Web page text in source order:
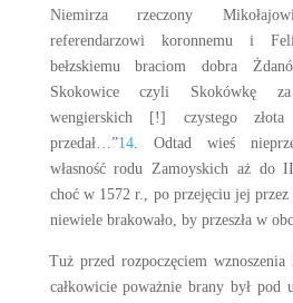
Niemirza rzeczony
referendarzowi koronnemu i
bełzskiemu braciom dobra
Skokowice czyli Skokówkę
wengierskich [!] czystego
przedał…”14. Odtad wieś
własność rodu Zamoyskich aż do
choć w 1572 r., po przejęciu jej przez
niewiele brakowało, by przeszła w
Tuż przed rozpoczęciem wznoszenia
całkowicie poważnie brany był pod